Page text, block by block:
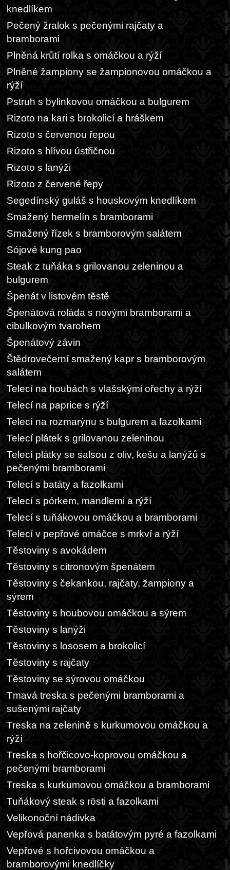
knedlíkem
Pečený žralok s pečenými rajčaty a
bramborami
Plněná krůtí rolka s omáčkou a rýží
Plněné žampiony se žampionovou omáčkou a
rýží
Pstruh s bylinkovou omáčkou a bulgurem
Rizoto na kari s brokolicí a hráškem
Rizoto s červenou řepou
Rizoto s hlívou ústřičnou
Rizoto s lanýži
Rizoto z červené řepy
Segedínský guláš s houskovým knedlíkem
Smažený hermelín s bramborami
Smažený řízek s bramborovým salátem
Sójové kung pao
Steak z tuňáka s grilovanou zeleninou a
bulgurem
Špenát v listovém těstě
Špenátová roláda s novými bramborami a
cibulkovým tvarohem
Špenátový závin
Štědrovečerní smažený kapr s bramborovým
salátem
Telecí na houbách s vlašskými ořechy a rýží
Telecí na paprice s rýží
Telecí na rozmarýnu s bulgurem a fazolkami
Telecí plátek s grilovanou zeleninou
Telecí plátky se salsou z oliv, kešu a lanýžů s
pečenými bramborami
Telecí s batáty a fazolkami
Telecí s pórkem, mandlemi a rýží
Telecí s tuňákovou omáčkou a bramborami
Telecí v pepřové omáčce s mrkví a rýží
Těstoviny s avokádem
Těstoviny s citronovým špenátem
Těstoviny s čekankou, rajčaty, žampiony a
sýrem
Těstoviny s houbovou omáčkou a sýrem
Těstoviny s lanýži
Těstoviny s lososem a brokolicí
Těstoviny s rajčaty
Těstoviny se sýrovou omáčkou
Tmavá treska s pečenými bramborami a
sušenými rajčaty
Treska na zelenině s kurkumovou omáčkou a
rýží
Treska s hořčicovo-koprovou omáčkou a
pečenými bramborami
Treska s kurkumovou omáčkou a bramborami
Tuňákový steak s rösti a fazolkami
Velikonoční nádivka
Vepřová panenka s batátovým pyré a fazolkami
Vepřové s hořcivovou omáčkou a
bramborovými knedlíčky